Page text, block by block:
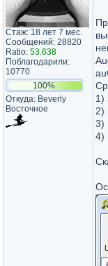
Стаж: 18 лет 7 мес.
Сообщений: 28820
Ratio: 53.638
Поблагодарили:
10770
100%
Откуда: Beverly
Восточное
1)
2)
3)
4)